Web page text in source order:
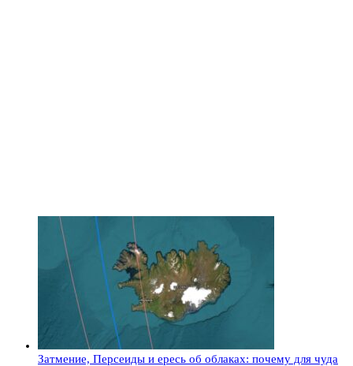
Затмение, Персеиды и ересь об облаках: почему для чуда